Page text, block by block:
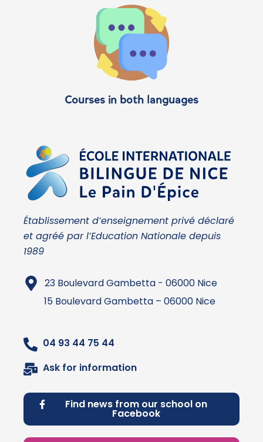
Courses in both languages
Établissement d’enseignement privé déclaré
et agréé par l’Education Nationale depuis
1989
23 Boulevard Gambetta - 06000 Nice
15 Boulevard Gambetta – 06000 Nice
04 93 44 75 44
Ask for information
Find news from our school on
Facebook